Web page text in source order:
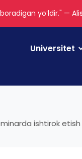
yoʻldir." —
Universitet
ishtirok etish